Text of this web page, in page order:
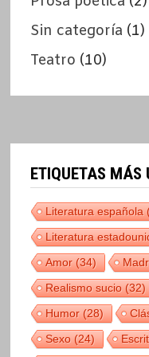
Sin categoría (1)
Teatro (10)
ETIQUETAS MÁS
Literatura española
Literatura
Amor(34)
Realismo sucio(32)
Humor(28)
Sexo(24)